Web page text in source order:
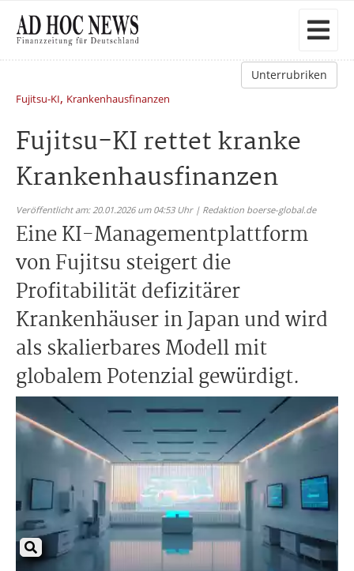
Unterrubriken
Fujitsu-KI, Krankenhausfinanzen
Fujitsu-KI rettet kranke
Krankenhausfinanzen
Veröffentlicht am: 20.01.2026 um 04:53 Uhr | Redaktion boerse-global.de
Eine KI-Managementplattform
von Fujitsu steigert die
Profitabilität defizitärer
Krankenhäuser in Japan und wird
als skalierbares Modell mit
globalem Potenzial gewürdigt.